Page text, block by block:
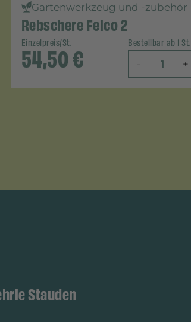
Gartenwerkzeug und -zubehör
Rebschere Felco 2
Einzelpreis/St.
54,50€
Bestellbar ab 1 St.
- +
Stauden